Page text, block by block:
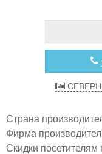
Страна
Фирма
Скидки посетителям